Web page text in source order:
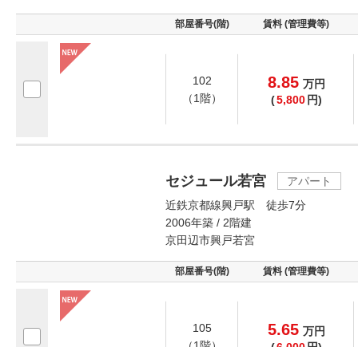
部屋番号(階) 賃料 (管理費等)
102
（1階）
8.85 万円
(5,800 円)
セジュール若宮
アパート
近鉄京都線興戸駅 徒歩7分
2006年築 / 2階建
京田辺市興戸若宮
部屋番号(階) 賃料 (管理費等)
105
5.65 万円